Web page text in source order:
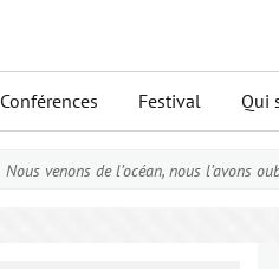
Conférences Festival Qui
Nous venons de l’océan, nous l’avons